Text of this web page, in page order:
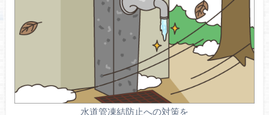
水道管凍結防止への対策を